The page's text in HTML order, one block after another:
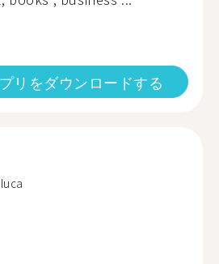
リをダウンロードする